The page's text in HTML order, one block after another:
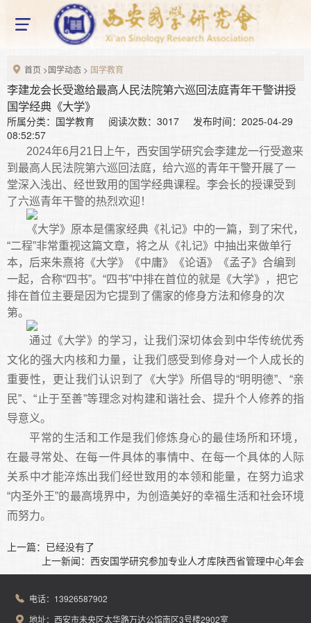
网站首页 home
新闻资讯 News information
新闻动态 通知公告
国学动态 Chinese studies
国学研究 国学教育
国学论坛
最新活动 Latest activities
研究会成员 Seminar member
会长
副会长
智库专家
副理事长
秘书处
海南办事处
会员风采 Members
分会展示
联系我们 Contact us
首页 >国学动态 > 国学教育
李建龙会长受邀给最高人民法院第六巡回法庭青年干警讲授
国学经典《大学》
所属分类：国学教育 阅读次数：3017 发布时间：2025-04-29
08:52:57
2024年6月21日上午，西安国学研究会李建龙一行受邀来
到最高人民法院第六巡回法庭，给六巡的青年干警开展了一
堂深入浅出、经世致用的国学经典课程。李会长的授课受到
了六巡青年干警的热烈欢迎！
《大学》原本是儒家经典《礼记》中的一篇，到了宋代，
“二程”非常重视这篇文章，将之从《礼记》中抽出来做单行
本，后来朱熹将《大学》《中庸》《论语》《孟子》合编到
一起，合称“四书”。“四书”中排在首位的就是《大学》，把它
排在首位主要是因为它提到了儒家的修身方法和修身的次
第。
通过《大学》的学习，让我们深切体会到中华传统优秀
文化的强大内核和力量，让我们感受到修身对一个人成长的
重要性，更让我们认识到了《大学》所倡导的“明明德”、“亲
民”、“止于至善”等理念对构建和谐社会、提升个人修养的指
导意义。
平常的生活和工作是我们修炼身心的最佳场所和环境，
在最寻常处、在每一件具体的事情中、在每一个具体的人际
关系中才能淬炼出我们经世致用的本领和能量，在努力追求
“内圣外王”的最高境界中，为创造美好的幸福生活和社会环境
而努力。
上一篇：已经没有了
上一新闻： 西安国学研究参加专业人才库陕西省管理中心年会
电话：13926587902
地址：西安市未央区太华路万达公馆南区3号楼2902室